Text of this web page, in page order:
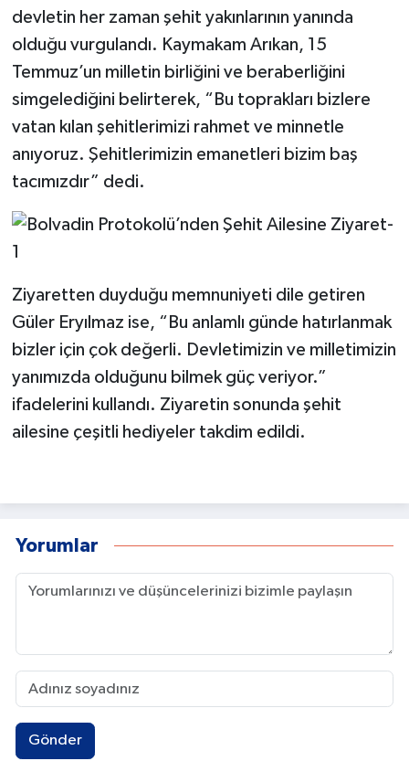
devletin her zaman şehit yakınlarının yanında
olduğu vurgulandı. Kaymakam Arıkan, 15
Temmuz’un milletin birliğini ve beraberliğini
simgelediğini belirterek, “Bu toprakları bizlere
vatan kılan şehitlerimizi rahmet ve minnetle
anıyoruz. Şehitlerimizin emanetleri bizim baş
tacımızdır” dedi.
Ziyaretten duyduğu memnuniyeti dile getiren
Güler Eryılmaz ise, “Bu anlamlı günde hatırlanmak
bizler için çok değerli. Devletimizin ve milletimizin
yanımızda olduğunu bilmek güç veriyor.”
ifadelerini kullandı. Ziyaretin sonunda şehit
ailesine çeşitli hediyeler takdim edildi.
Yorumlar
Gönder